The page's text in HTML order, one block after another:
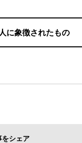
に象徴されたもの
をシェア